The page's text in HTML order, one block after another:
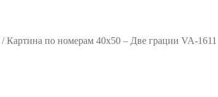
/Картина по номерам 40х50 – Две грации VA-1611